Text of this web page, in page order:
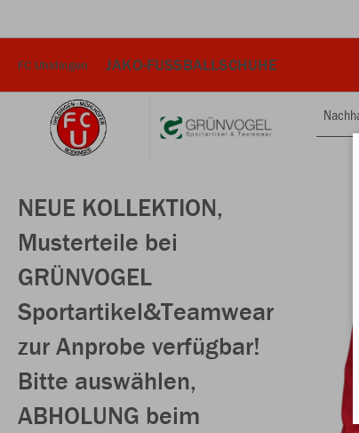
FC Uhldingen JAKO-FUSSBALLSCHUHE
NEUE KOLLEKTION,
Musterteile bei
GRÜNVOGEL
Sportartikel&Teamwear
zur Anprobe verfügbar!
Bitte auswählen,
ABHOLUNG beim